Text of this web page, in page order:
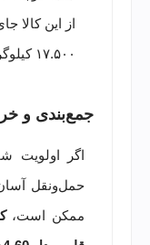
از این کالا
۱۷.۵۰۰ کیلوگرم و حجم آن ۰.۰۴۵۲ CBM است.
جمع‌بندی و
اگر اولویت
حمل‌ونقل
ممکن است،